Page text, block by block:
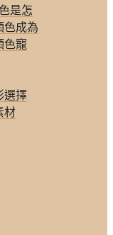
是怎
色成為
色寵
選擇
材